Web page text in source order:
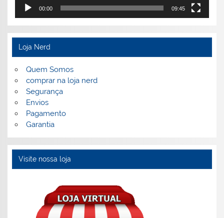
00:00 09:45
Loja Nerd
Quem Somos
comprar na loja nerd
Segurança
Envios
Pagamento
Garantia
Visite nossa loja